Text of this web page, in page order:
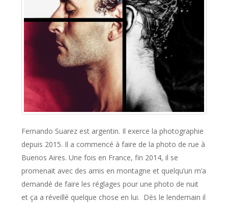
Fernando Suarez est argentin. Il exerce la photographie
depuis 2015. Il a commencé à faire de la photo de rue à
Buenos Aires. Une fois en France, fin 2014, il se
promenait avec des amis en montagne et quelqu’un m’a
demandé de faire les réglages pour une photo de nuit
et ça a réveillé quelque chose en lui. Dès le lendemain il